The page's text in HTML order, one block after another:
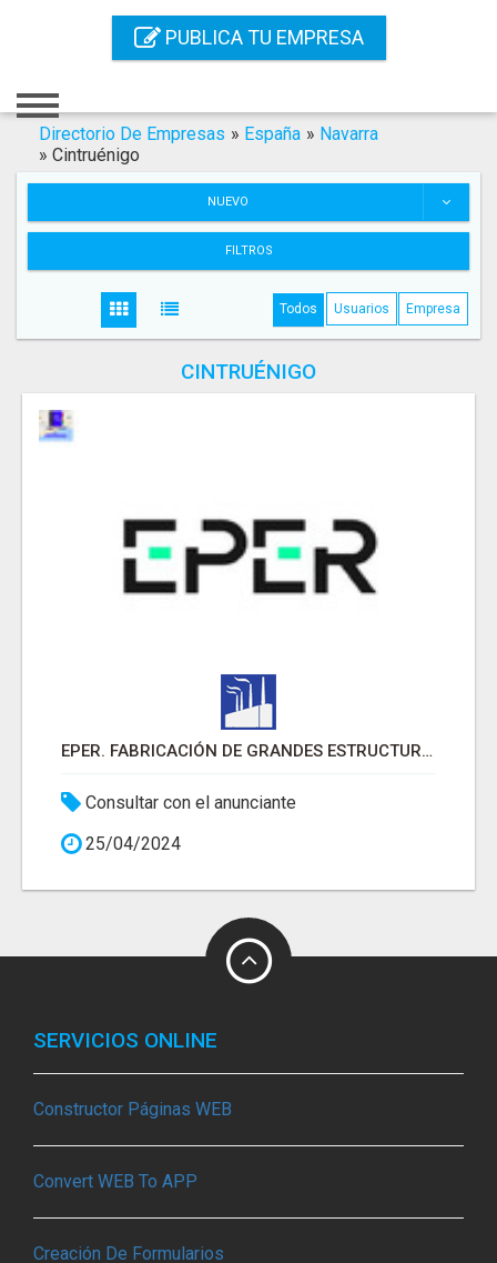
PUBLICA TU EMPRESA
Registro
Contacto
Servicios Online
Publica Tu Empresa
Directorio De Empresas » España » Navarra
» Cintruénigo
NUEVO
FILTROS
Todos Usuarios Empresa
CINTRUÉNIGO
EPER. FABRICACIÓN DE GRANDES ESTRUCTURAS
Consultar con el anunciante
25/04/2024
SERVICIOS ONLINE
Constructor Páginas WEB
Convert WEB To APP
Creación De Formularios